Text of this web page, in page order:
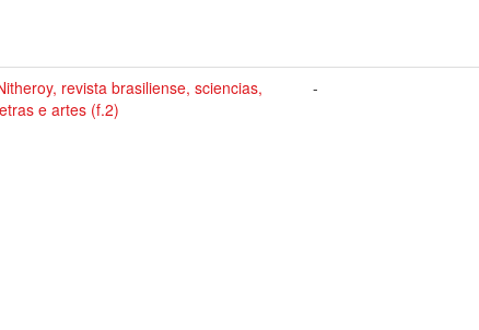
revista brasiliense, sciencias,
e artes (f.2)
-